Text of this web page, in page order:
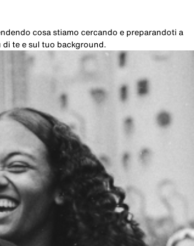
cosa stiamo cercando e preparandoti a
te e sul tuo background.